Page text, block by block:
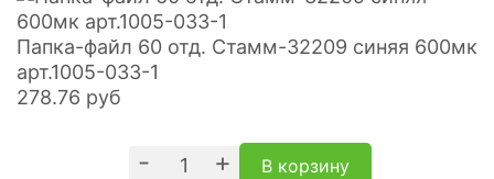
Папка-файл 60 отд. Стамм-32209 синяя 600мк
арт.1005-033-1
278.76 руб
- + В корзину